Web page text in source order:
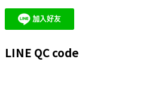
LINE QC code